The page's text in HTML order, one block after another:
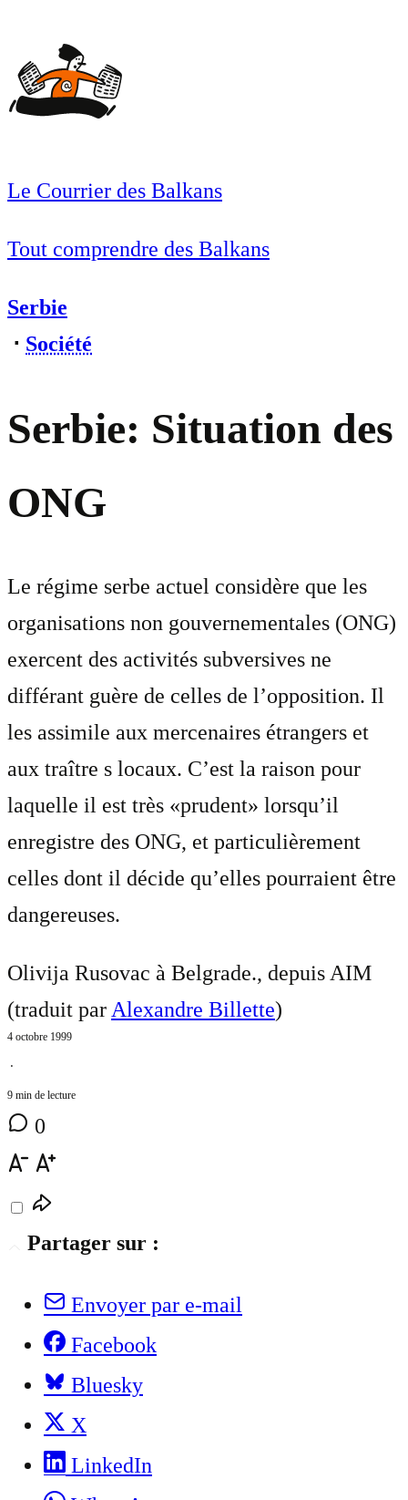
Le Courrier des Balkans
Tout comprendre des Balkans
Serbie
⋅ Société
Serbie: Situation des
ONG
Le régime serbe actuel considère que les
organisations non gouvernementales (ONG)
exercent des activités subversives ne
différant guère de celles de l’opposition. Il
les assimile aux mercenaires étrangers et
aux traître s locaux. C’est la raison pour
laquelle il est très «prudent» lorsqu’il
enregistre des ONG, et particulièrement
celles dont il décide qu’elles pourraient être
dangereuses.
Olivija Rusovac à Belgrade., depuis AIM
(traduit parAlexandre Billette)
4 octobre 1999
⋅
9 min de lecture
0
Partager sur :
Envoyer par e-mail
Facebook
Bluesky
X
LinkedIn